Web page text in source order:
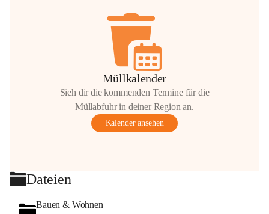
Müllkalender
Sieh dir die kommenden Termine für die
Müllabfuhr in deiner Region an.
Kalender ansehen
Dateien
Bauen & Wohnen